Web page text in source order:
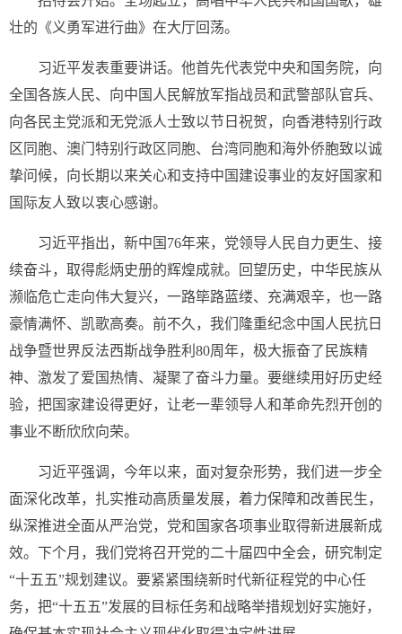
壮的《义勇军进行曲》在大厅回荡。
习近平发表重要讲话。他首先代表党中央和国务院，向
全国各族人民、向中国人民解放军指战员和武警部队官兵、
向各民主党派和无党派人士致以节日祝贺，向香港特别行政
区同胞、澳门特别行政区同胞、台湾同胞和海外侨胞致以诚
挚问候，向长期以来关心和支持中国建设事业的友好国家和
国际友人致以衷心感谢。
习近平指出，新中国76年来，党领导人民自力更生、接
续奋斗，取得彪炳史册的辉煌成就。回望历史，中华民族从
濒临危亡走向伟大复兴，一路筚路蓝缕、充满艰辛，也一路
豪情满怀、凯歌高奏。前不久，我们隆重纪念中国人民抗日
战争暨世界反法西斯战争胜利80周年，极大振奋了民族精
神、激发了爱国热情、凝聚了奋斗力量。要继续用好历史经
验，把国家建设得更好，让老一辈领导人和革命先烈开创的
事业不断欣欣向荣。
习近平强调，今年以来，面对复杂形势，我们进一步全
面深化改革，扎实推动高质量发展，着力保障和改善民生，
纵深推进全面从严治党，党和国家各项事业取得新进展新成
效。下个月，我们党将召开党的二十届四中全会，研究制定
“十五五”规划建议。要紧紧围绕新时代新征程党的中心任
务，把“十五五”发展的目标任务和战略举措规划好实施好，